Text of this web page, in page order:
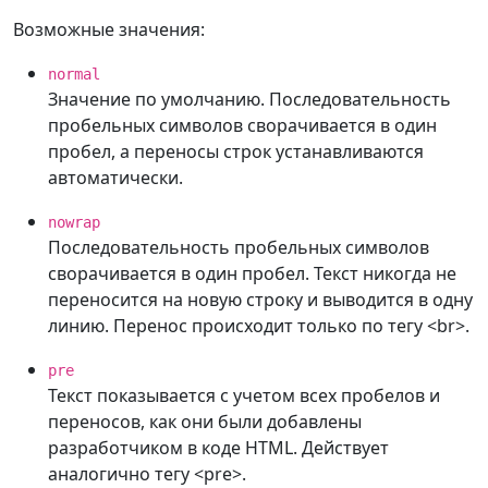
Возможные значения:
normal
Значение по умолчанию. Последовательность
пробельных символов сворачивается в один
пробел, а переносы строк устанавливаются
автоматически.
nowrap
Последовательность пробельных символов
сворачивается в один пробел. Текст никогда не
переносится на новую строку и выводится в одну
линию. Перенос происходит только по тегу <br>.
pre
Текст показывается с учетом всех пробелов и
переносов, как они были добавлены
разработчиком в коде HTML. Действует
аналогично тегу <pre>.